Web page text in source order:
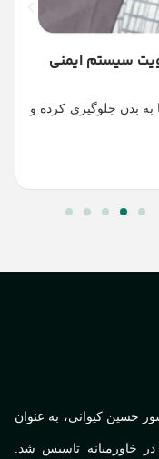
ایمنی
جلوگیری کرده و
پروفسور حسین کیوانی، به عنوان
تاسیس شد.